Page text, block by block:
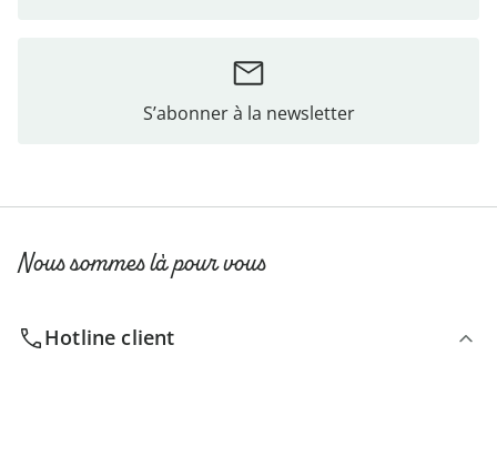
S’abonner à la newsletter
Nous sommes là pour vous
Hotline client